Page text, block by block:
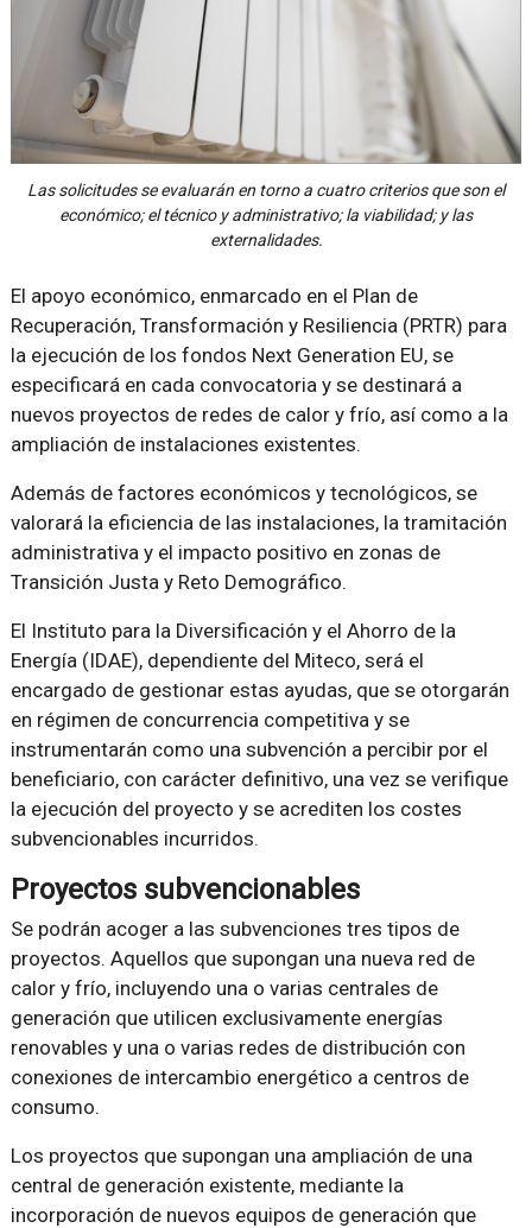
Las solicitudes se evaluarán en torno a cuatro criterios que son el
económico; el técnico y administrativo; la viabilidad; y las
externalidades.
El apoyo económico, enmarcado en el Plan de
Recuperación, Transformación y Resiliencia (PRTR) para
la ejecución de los fondos Next Generation EU, se
especificará en cada convocatoria y se destinará a
nuevos proyectos de redes de calor y frío, así como a la
ampliación de instalaciones existentes.
Además de factores económicos y tecnológicos, se
valorará la eficiencia de las instalaciones, la tramitación
administrativa y el impacto positivo en zonas de
Transición Justa y Reto Demográfico.
El Instituto para la Diversificación y el Ahorro de la
Energía (IDAE), dependiente del Miteco, será el
encargado de gestionar estas ayudas, que se otorgarán
en régimen de concurrencia competitiva y se
instrumentarán como una subvención a percibir por el
beneficiario, con carácter definitivo, una vez se verifique
la ejecución del proyecto y se acrediten los costes
subvencionables incurridos.
Proyectos subvencionables
Se podrán acoger a las subvenciones tres tipos de
proyectos. Aquellos que supongan una nueva red de
calor y frío, incluyendo una o varias centrales de
generación que utilicen exclusivamente energías
renovables y una o varias redes de distribución con
conexiones de intercambio energético a centros de
consumo.
Los proyectos que supongan una ampliación de una
central de generación existente, mediante la
incorporación de nuevos equipos de generación que